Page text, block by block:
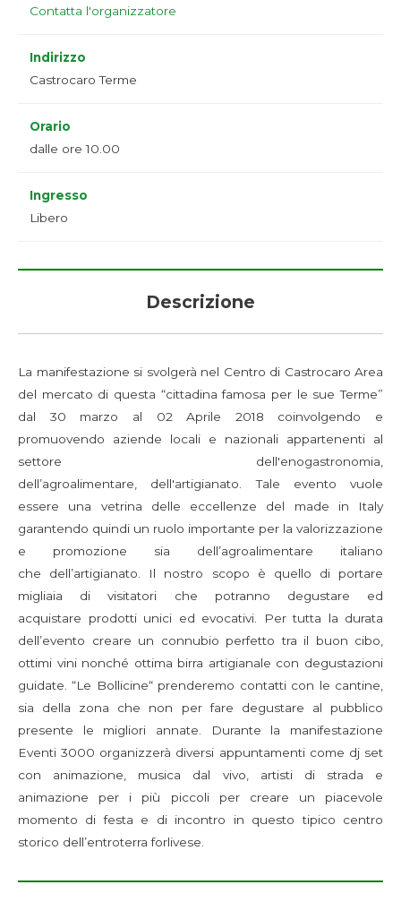
Contatta l'organizzatore
Indirizzo
Castrocaro Terme
Orario
dalle ore 10.00
Ingresso
Libero
Descrizione
La manifestazione si svolgerà nel Centro di Castrocaro Area
del mercato di questa “cittadina famosa per le sue Terme”
dal 30 marzo al 02 Aprile 2018 coinvolgendo e
promuovendo aziende locali e nazionali appartenenti al
settore dell'enogastronomia,
dell’agroalimentare, dell'artigianato. Tale evento vuole
essere una vetrina delle eccellenze del made in Italy
garantendo quindi un ruolo importante per la valorizzazione
e promozione sia dell’agroalimentare italiano
che dell’artigianato. Il nostro scopo è quello di portare
migliaia di visitatori che potranno degustare ed
acquistare prodotti unici ed evocativi. Per tutta la durata
dell’evento creare un connubio perfetto tra il buon cibo,
ottimi vini nonché ottima birra artigianale con degustazioni
guidate. “Le Bollicine“ prenderemo contatti con le cantine,
sia della zona che non per fare degustare al pubblico
presente le migliori annate. Durante la manifestazione
Eventi 3000 organizzerà diversi appuntamenti come dj set
con animazione, musica dal vivo, artisti di strada e
animazione per i più piccoli per creare un piacevole
momento di festa e di incontro in questo tipico centro
storico dell’entroterra forlivese.